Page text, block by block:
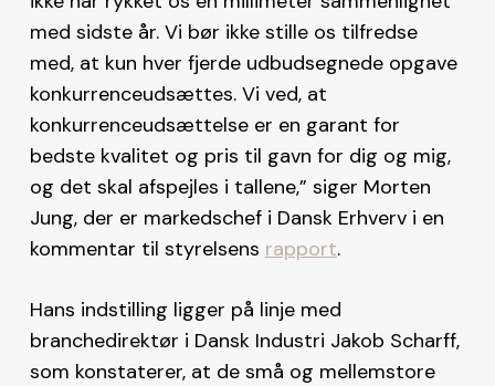
med sidste år. Vi bør ikke stille os tilfredse
med, at kun hver fjerde udbudsegnede opgave
konkurrenceudsættes. Vi ved, at
konkurrenceudsættelse er en garant for
bedste kvalitet og pris til gavn for dig og mig,
og det skal afspejles i tallene,” siger Morten
Jung, der er markedschef i Dansk Erhverv i en
kommentar til styrelsens rapport.
Hans indstilling ligger på linje med
branchedirektør i Dansk Industri Jakob Scharff,
som konstaterer, at de små og mellemstore